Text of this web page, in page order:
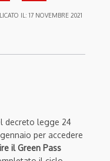
IL: 17 NOVEMBRE 2021
decreto legge 24
per accedere
il Green Pass